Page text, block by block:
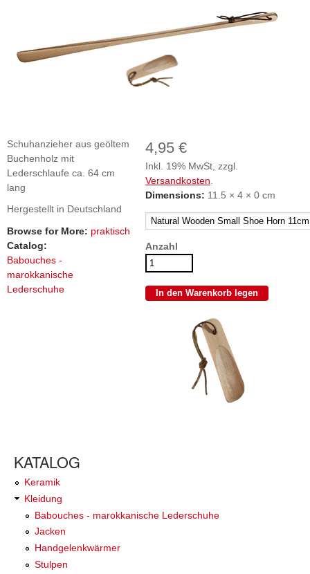
Schuhanzieher aus geöltem
Buchenholz mit
Lederschlaufe ca. 64 cm
lang
Hergestellt in Deutschland
Browse for More: praktisch
Catalog:
Babouches -
marokkanische
Lederschuhe
4,95 €
Inkl. 19% MwSt, zzgl.
Versandkosten
Dimensions: 11.5 × 4 × 0 cm
Anzahl
KATALOG
Keramik
Kleidung
Babouches - marokkanische Lederschuhe
Jacken
Handgelenkwärmer
Stulpen